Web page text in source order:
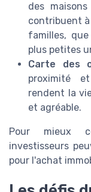
des
contribuent
familles,
plus petites
Carte des
proximité
rendent la
et agréable.
Pour mieux
investisseurs
pour l'achat